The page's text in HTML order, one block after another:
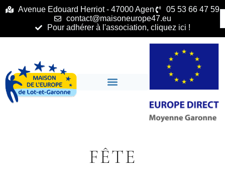
principalAvenue Edouard Herriot - 47000 Agen
05 53 66 47 59
contact@maisoneurope47.eu
Pour adhérer à l'association, cliquez ici !
FÊTE